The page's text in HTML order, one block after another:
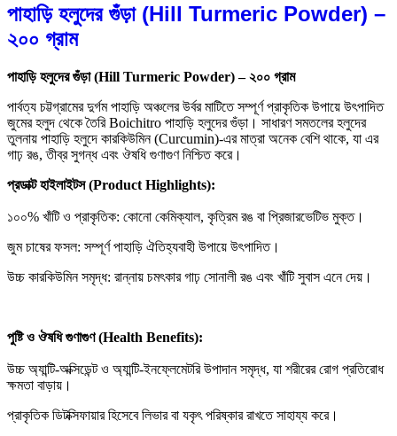
পাহাড়ি হলুদের গুঁড়া (Hill Turmeric Powder) –
২০০ গ্রাম
পাহাড়ি হলুদের গুঁড়া (Hill Turmeric Powder) – ২০০ গ্রাম
পার্বত্য চট্টগ্রামের দুর্গম পাহাড়ি অঞ্চলের উর্বর মাটিতে সম্পূর্ণ প্রাকৃতিক উপায়ে উৎপাদিত
জুমের হলুদ থেকে তৈরি Boichitro পাহাড়ি হলুদের গুঁড়া। সাধারণ সমতলের হলুদের
তুলনায় পাহাড়ি হলুদে কারকিউমিন (Curcumin)-এর মাত্রা অনেক বেশি থাকে, যা এর
গাঢ় রঙ, তীব্র সুগন্ধ এবং ঔষধি গুণাগুণ নিশ্চিত করে।
প্রডাক্ট হাইলাইটস (Product Highlights):
১০০% খাঁটি ও প্রাকৃতিক: কোনো কেমিক্যাল, কৃত্রিম রঙ বা প্রিজারভেটিভ মুক্ত।
জুম চাষের ফসল: সম্পূর্ণ পাহাড়ি ঐতিহ্যবাহী উপায়ে উৎপাদিত।
উচ্চ কারকিউমিন সমৃদ্ধ: রান্নায় চমৎকার গাঢ় সোনালী রঙ এবং খাঁটি সুবাস এনে দেয়।
পুষ্টি ও ঔষধি গুণাগুণ (Health Benefits):
উচ্চ অ্যান্টি-অক্সিডেন্ট ও অ্যান্টি-ইনফ্লেমেটরি উপাদান সমৃদ্ধ, যা শরীরের রোগ প্রতিরোধ
ক্ষমতা বাড়ায়।
প্রাকৃতিক ডিটক্সিফায়ার হিসেবে লিভার বা যকৃৎ পরিষ্কার রাখতে সাহায্য করে।